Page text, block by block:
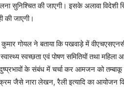
सुनिश्चित की जाएगी। इसके अलावा विदेशी
की जाएगी।
गोयल ने बताया कि पखवाड़े में
स्वच्छता एवं पोषण समितियों तथा महिला
के संबंध में चर्चा कर आमजन को
जैसे नारा लेखन, रैली इत्यादि का आयोजन